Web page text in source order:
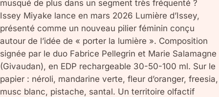
musqué de plus dans un segment très fréquenté ?
Issey Miyake lance en mars 2026 Lumière d’Issey,
présenté comme un nouveau pilier féminin conçu
autour de l’idée de « porter la lumière ». Composition
signée par le duo Fabrice Pellegrin et Marie Salamagne
(Givaudan), en EDP rechargeable 30-50-100 ml. Sur le
papier : néroli, mandarine verte, fleur d’oranger, freesia,
musc blanc, pistache, santal. Un territoire olfactif